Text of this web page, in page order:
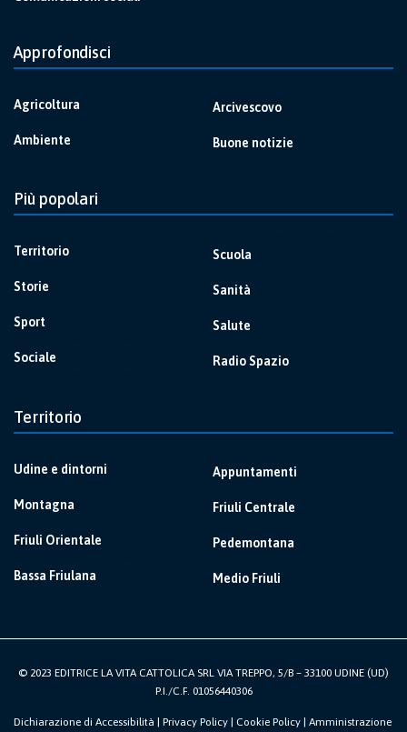
Approfondisci
Agricoltura
Ambiente
Arcivescovo
Buone notizie
Più popolari
Territorio
Storie
Sport
Sociale
Scuola
Sanità
Salute
Radio Spazio
Territorio
Udine e dintorni
Montagna
Friuli Orientale
Bassa Friulana
Appuntamenti
Friuli Centrale
Pedemontana
Medio Friuli
© 2023 EDITRICE LA VITA CATTOLICA SRL VIA TREPPO, 5/B – 33100 UDINE (UD)
P.I./C.F. 01056440306
Dichiarazione di Accessibilità Privacy Policy Cookie Policy Amministrazione